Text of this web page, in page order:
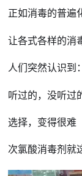
正如消毒的普遍
让各式各样的消
人们突然认识到
听过的，没听过
选择，变得很难
次氯酸消毒剂就